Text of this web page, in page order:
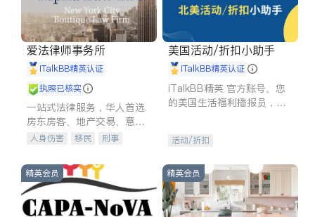
爱法律师事务所
iTalkBB精英认证
执照已核实
一站式法律服务，华人首选.
房东房客、地产交易、意外
伤害、车祸重伤、商业诉
建筑合同、刑事案件全包办
人身伤害 移民
刑事
信托/遗嘱
商业
索赔
律师-其它 保释
美国活动/折扣小助手
iTalkBB精英认证
iTalkBB精英 官方账号。您
的美国生活福利播报员，精
专属福利。
活动/折扣
精英会员 精英会员